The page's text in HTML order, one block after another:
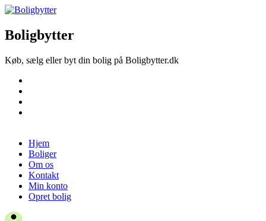
Boligbytter
Køb, sælg eller byt din bolig på Boligbytter.dk
Hjem
Boliger
Om os
Kontakt
Min konto
Opret bolig